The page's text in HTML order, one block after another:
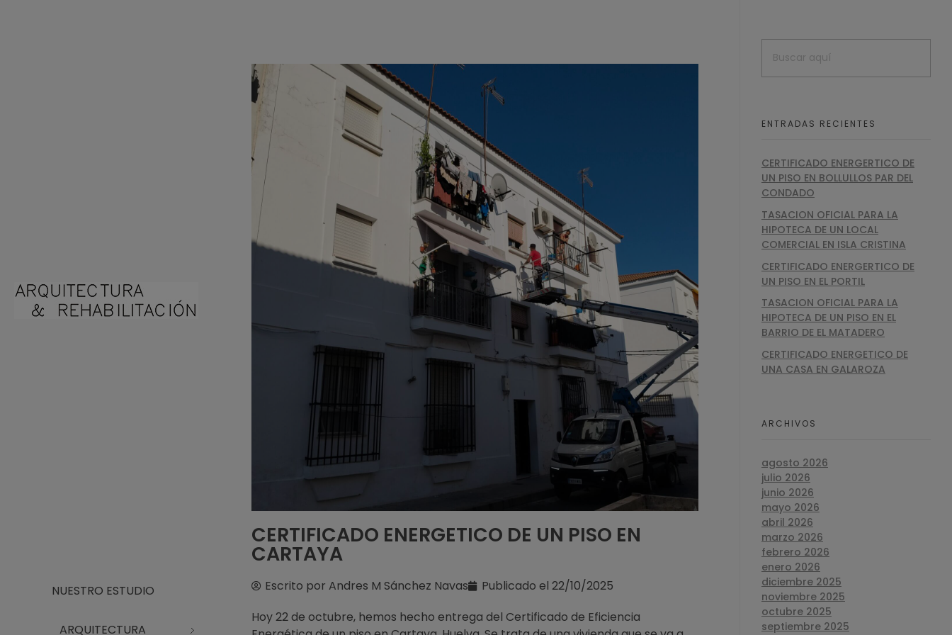
NUESTRO ESTUDIO
ARQUITECTURA
CERTIFICADO ENERGETICO DE UN PISO EN
CARTAYA
Escrito por Andres M Sánchez Navas Publicado el 22/10/2025
Hoy 22 de octubre, hemos hecho entrega del Certificado de Eficiencia
ENTRADAS RECIENTES
CERTIFICADO ENERGERTICO DE
UN PISO EN BOLLULLOS PAR DEL
CONDADO
TASACION OFICIAL PARA LA
HIPOTECA DE UN LOCAL
COMERCIAL EN ISLA CRISTINA
CERTIFICADO ENERGERTICO DE
UN PISO EN EL PORTIL
TASACION OFICIAL PARA LA
HIPOTECA DE UN PISO EN EL
BARRIO DE EL MATADERO
CERTIFICADO ENERGETICO DE
UNA CASA EN GALAROZA
ARCHIVOS
agosto 2026
julio 2026
junio 2026
mayo 2026
abril 2026
marzo 2026
febrero 2026
enero 2026
diciembre 2025
noviembre 2025
octubre 2025
septiembre 2025